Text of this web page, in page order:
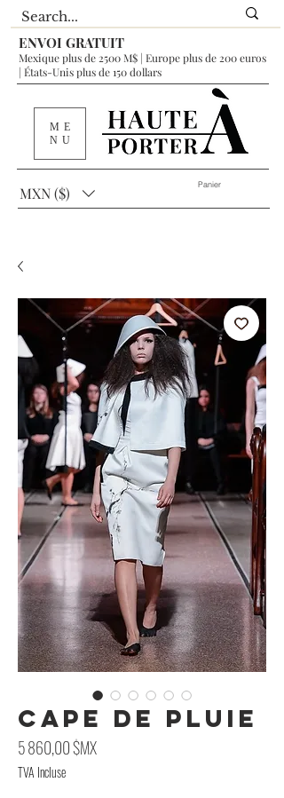
ENVOI GRATUIT
Mexique plus de 2500 M$ | Europe plus de 200 euros
| États-Unis plus de 150 dollars
Panier
ME
NU
MXN ($)
Cape de pluie
5 860,00 $MXPrix
TVA Incluse